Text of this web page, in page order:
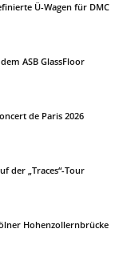
Ü-Wagen für DMC
ASB GlassFloor
de Paris 2026
der „Traces“-Tour
Hohenzollernbrücke